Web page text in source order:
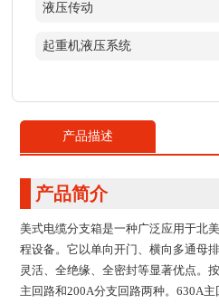
液压传动
起重机液压系统
产品描述
产品简介
美式电缆分支箱是一种广泛应用于北
程设备。它以单向开门、横向多通母
灵活、全绝缘、全密封等显著优点。
主回路和200A分支回路两种。630A